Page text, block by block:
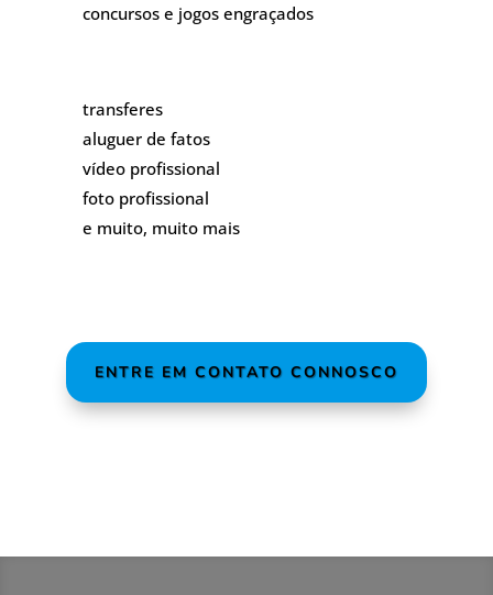
concursos e jogos engraçados
transferes
aluguer de fatos
vídeo profissional
foto profissional
e muito, muito mais
ENTRE EM CONTATO CONNOSCO